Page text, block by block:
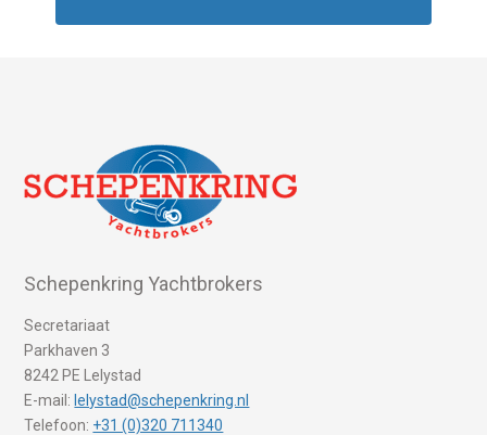
Schepenkring Yachtbrokers
Secretariaat
Parkhaven 3
8242 PE Lelystad
E-mail: lelystad@schepenkring.nl
Telefoon: +31 (0)320 711340